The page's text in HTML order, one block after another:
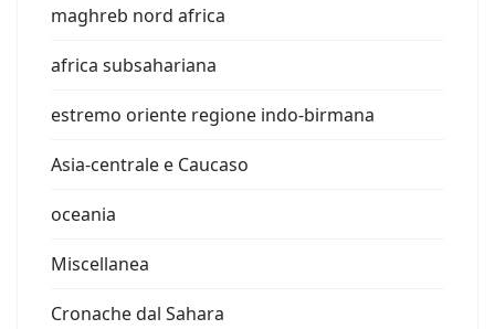
maghreb nord africa
africa subsahariana
estremo oriente regione indo-birmana
Asia-centrale e Caucaso
oceania
Miscellanea
Cronache dal Sahara